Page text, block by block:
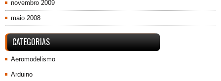
novembro 2009
maio 2008
CATEGORIAS
Aeromodelismo
Arduino